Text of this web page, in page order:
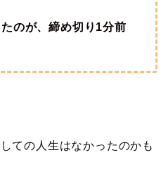
のが、締め切り1分前
ての人生はなかったのかも